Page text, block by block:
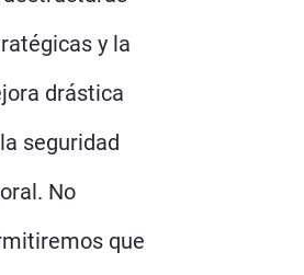
y la
drástica
seguridad
No
que